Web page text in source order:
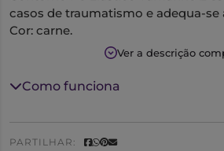
casos de traumatismo e adequa-se
Cor: carne.
Ver a descrição
Como funciona
PARTILHAR: